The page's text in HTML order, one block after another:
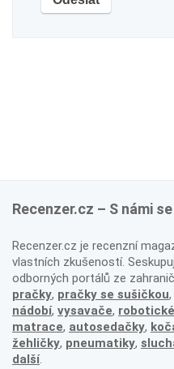
Recenzer.cz – S námi
Recenzer.cz je recenzní
vlastních zkušeností.
odborných portálů ze
pračky, pračky se sušičkou,
nádobí, vysavače,
matrace, autosedačky,
žehličky, pneumatiky,
další.